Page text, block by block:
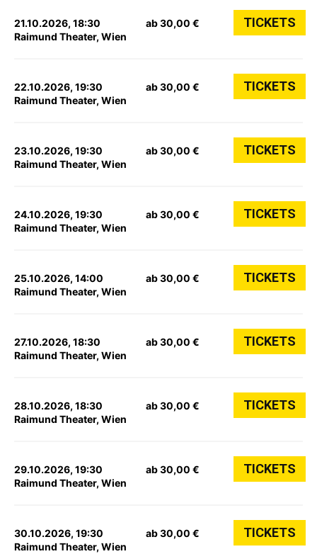
21.10.2026, 18:30
Raimund Theater, Wien
ab 30,00 € TICKETS
22.10.2026, 19:30
Raimund Theater, Wien
ab 30,00 € TICKETS
23.10.2026, 19:30
Raimund Theater, Wien
ab 30,00 € TICKETS
24.10.2026, 19:30
Raimund Theater, Wien
ab 30,00 € TICKETS
25.10.2026, 14:00
Raimund Theater, Wien
ab 30,00 € TICKETS
27.10.2026, 18:30
Raimund Theater, Wien
ab 30,00 € TICKETS
28.10.2026, 18:30
Raimund Theater, Wien
ab 30,00 € TICKETS
29.10.2026, 19:30
Raimund Theater, Wien
ab 30,00 € TICKETS
30.10.2026, 19:30
Raimund Theater, Wien
ab 30,00 € TICKETS